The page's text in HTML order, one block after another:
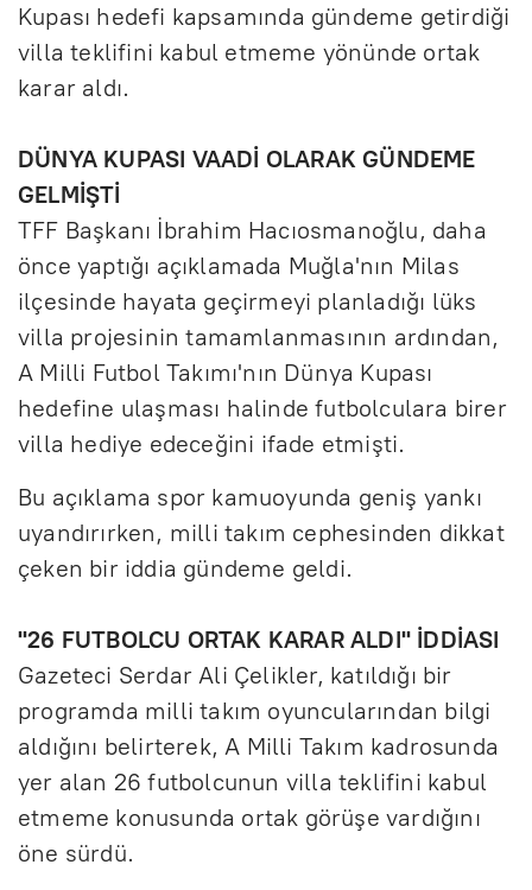
Kupası hedefi kapsamında gündeme getirdiği
villa teklifini kabul etmeme yönünde ortak
karar aldı.
DÜNYA KUPASI VAADİ OLARAK GÜNDEME
GELMİŞTİ
TFF Başkanı İbrahim Hacıosmanoğlu, daha
önce yaptığı açıklamada Muğla'nın Milas
ilçesinde hayata geçirmeyi planladığı lüks
villa projesinin tamamlanmasının ardından,
A Milli Futbol Takımı'nın Dünya Kupası
hedefine ulaşması halinde futbolculara birer
villa hediye edeceğini ifade etmişti.
Bu açıklama spor kamuoyunda geniş yankı
uyandırırken, milli takım cephesinden dikkat
çeken bir iddia gündeme geldi.
"26 FUTBOLCU ORTAK KARAR ALDI" İDDİASI
Gazeteci Serdar Ali Çelikler, katıldığı bir
programda milli takım oyuncularından bilgi
aldığını belirterek, A Milli Takım kadrosunda
yer alan 26 futbolcunun villa teklifini kabul
etmeme konusunda ortak görüşe vardığını
öne sürdü.